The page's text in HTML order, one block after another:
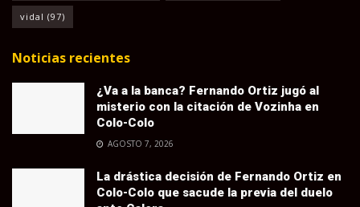
vidal (97)
Noticias recientes
¿Va a la banca? Fernando Ortiz jugó al
misterio con la citación de Vozinha en
Colo-Colo
AGOSTO 7, 2026
La drástica decisión de Fernando Ortiz en
Colo-Colo que sacude la previa del duelo